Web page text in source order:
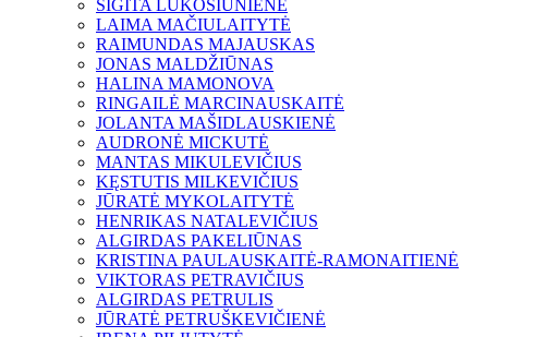
SIGITA LUKOŠIŪNIENĖ
LAIMA MAČIULAITYTĖ
RAIMUNDAS MAJAUSKAS
JONAS MALDŽIŪNAS
HALINA MAMONOVA
RINGAILĖ MARCINAUSKAITĖ
JOLANTA MAŠIDLAUSKIENĖ
AUDRONĖ MICKUTĖ
MANTAS MIKULEVIČIUS
KĘSTUTIS MILKEVIČIUS
JŪRATĖ MYKOLAITYTĖ
HENRIKAS NATALEVIČIUS
ALGIRDAS PAKELIŪNAS
KRISTINA PAULAUSKAITĖ-RAMONAITIENĖ
VIKTORAS PETRAVIČIUS
ALGIRDAS PETRULIS
JŪRATĖ PETRUŠKEVIČIENĖ